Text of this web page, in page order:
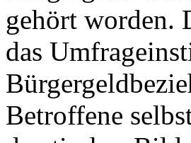
gehört worden.
das
Betroffene